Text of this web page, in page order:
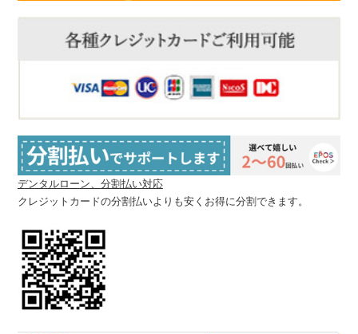
デンタルローン、分割払い対応
クレジットカードの分割払いよりも安くお得に分割できます。